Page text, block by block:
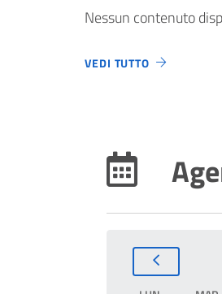
Nessun contenuto
VEDI TUTTO